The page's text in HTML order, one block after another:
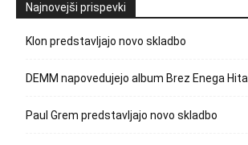
Najnovejši prispevki
Klon predstavljajo novo skladbo
DEMM napovedujejo album Brez Enega Hita
Paul Grem predstavljajo novo skladbo